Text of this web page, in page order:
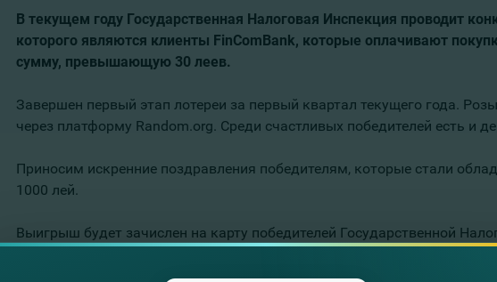
В текущем году Государственная Налоговая Инспекция проводит
которого являются клиенты FinComBank, которые оплачивают
сумму, превышающую 30 леев.
Завершен первый этап лотереи за первый квартал текущего года.
через платформу Random.org. Среди счастливых победителей есть и
Приносим искренние поздравления победителям, которые стали
1000 лей.
Выигрыш будет зачислен на карту победителей Государственной